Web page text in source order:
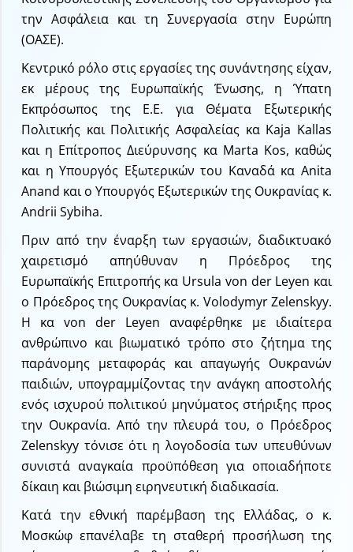
την Ασφάλεια και τη Συνεργασία στην Ευρώπη
(ΟΑΣΕ).
Κεντρικό ρόλο στις εργασίες της συνάντησης είχαν,
εκ μέρους της Ευρωπαϊκής Ένωσης, η Ύπατη
Εκπρόσωπος της Ε.Ε. για Θέματα Εξωτερικής
Πολιτικής και Πολιτικής Ασφαλείας κα Kaja Kallas
και η Επίτροπος Διεύρυνσης κα Marta Kos, καθώς
και η Υπουργός Εξωτερικών του Καναδά κα Anita
Anand και ο Υπουργός Εξωτερικών της Ουκρανίας κ.
Andrii Sybiha.
Πριν από την έναρξη των εργασιών, διαδικτυακό
χαιρετισμό απηύθυναν η Πρόεδρος της
Ευρωπαϊκής Επιτροπής κα Ursula von der Leyen και
ο Πρόεδρος της Ουκρανίας κ. Volodymyr Zelenskyy.
Η κα von der Leyen αναφέρθηκε με ιδιαίτερα
ανθρώπινο και βιωματικό τρόπο στο ζήτημα της
παράνομης μεταφοράς και απαγωγής Ουκρανών
παιδιών, υπογραμμίζοντας την ανάγκη αποστολής
ενός ισχυρού πολιτικού μηνύματος στήριξης προς
την Ουκρανία. Από την πλευρά του, ο Πρόεδρος
Zelenskyy τόνισε ότι η λογοδοσία των υπευθύνων
συνιστά αναγκαία προϋπόθεση για οποιαδήποτε
δίκαιη και βιώσιμη ειρηνευτική διαδικασία.
Κατά την εθνική παρέμβαση της Ελλάδας, ο κ.
Μοσκώφ επανέλαβε τη σταθερή προσήλωση της